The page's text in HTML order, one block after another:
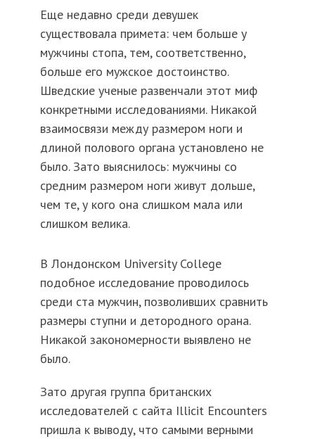
Еще недавно среди девушек
существовала примета: чем больше у
мужчины стопа, тем, соответственно,
больше его мужское достоинство.
Шведские ученые развенчали этот миф
конкретными исследованиями. Никакой
взаимосвязи между размером ноги и
длиной полового органа установлено не
было. Зато выяснилось: мужчины со
средним размером ноги живут дольше,
чем те, у кого она слишком мала или
слишком велика.
В Лондонском University College
подобное исследование проводилось
среди ста мужчин, позволивших сравнить
размеры ступни и детородного орана.
Никакой закономерности выявлено не
было.
Зато другая группа британских
исследователей с сайта Illicit Encounters
пришла к выводу, что самыми верными